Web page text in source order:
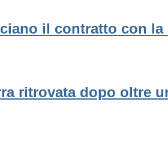
il contratto con la
ritrovata dopo oltre